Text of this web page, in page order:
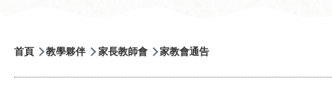
導
航
首頁 教學夥伴 家長教師會 家教會通告